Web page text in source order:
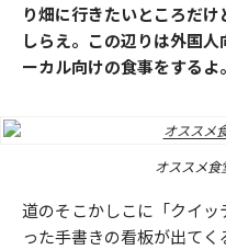
り畑に行きたいところだ
しらえ。この辺りは外国
ーカル向けの食事をするよ。
オススメ食
道のそこかしこに「クイ
った手書きの看板が出て